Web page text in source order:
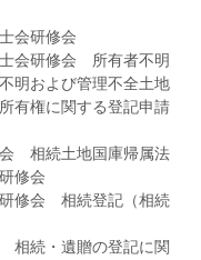
会研修会
会研修会 所有者不明
明および管理不全土地
有権に関する登記申請
相続土地国庫帰属法
修会
修会 相続登記（相続
続・遺贈の登記に関